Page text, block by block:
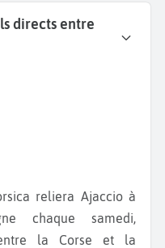
directs entre
chaque samedi,
la Corse et la